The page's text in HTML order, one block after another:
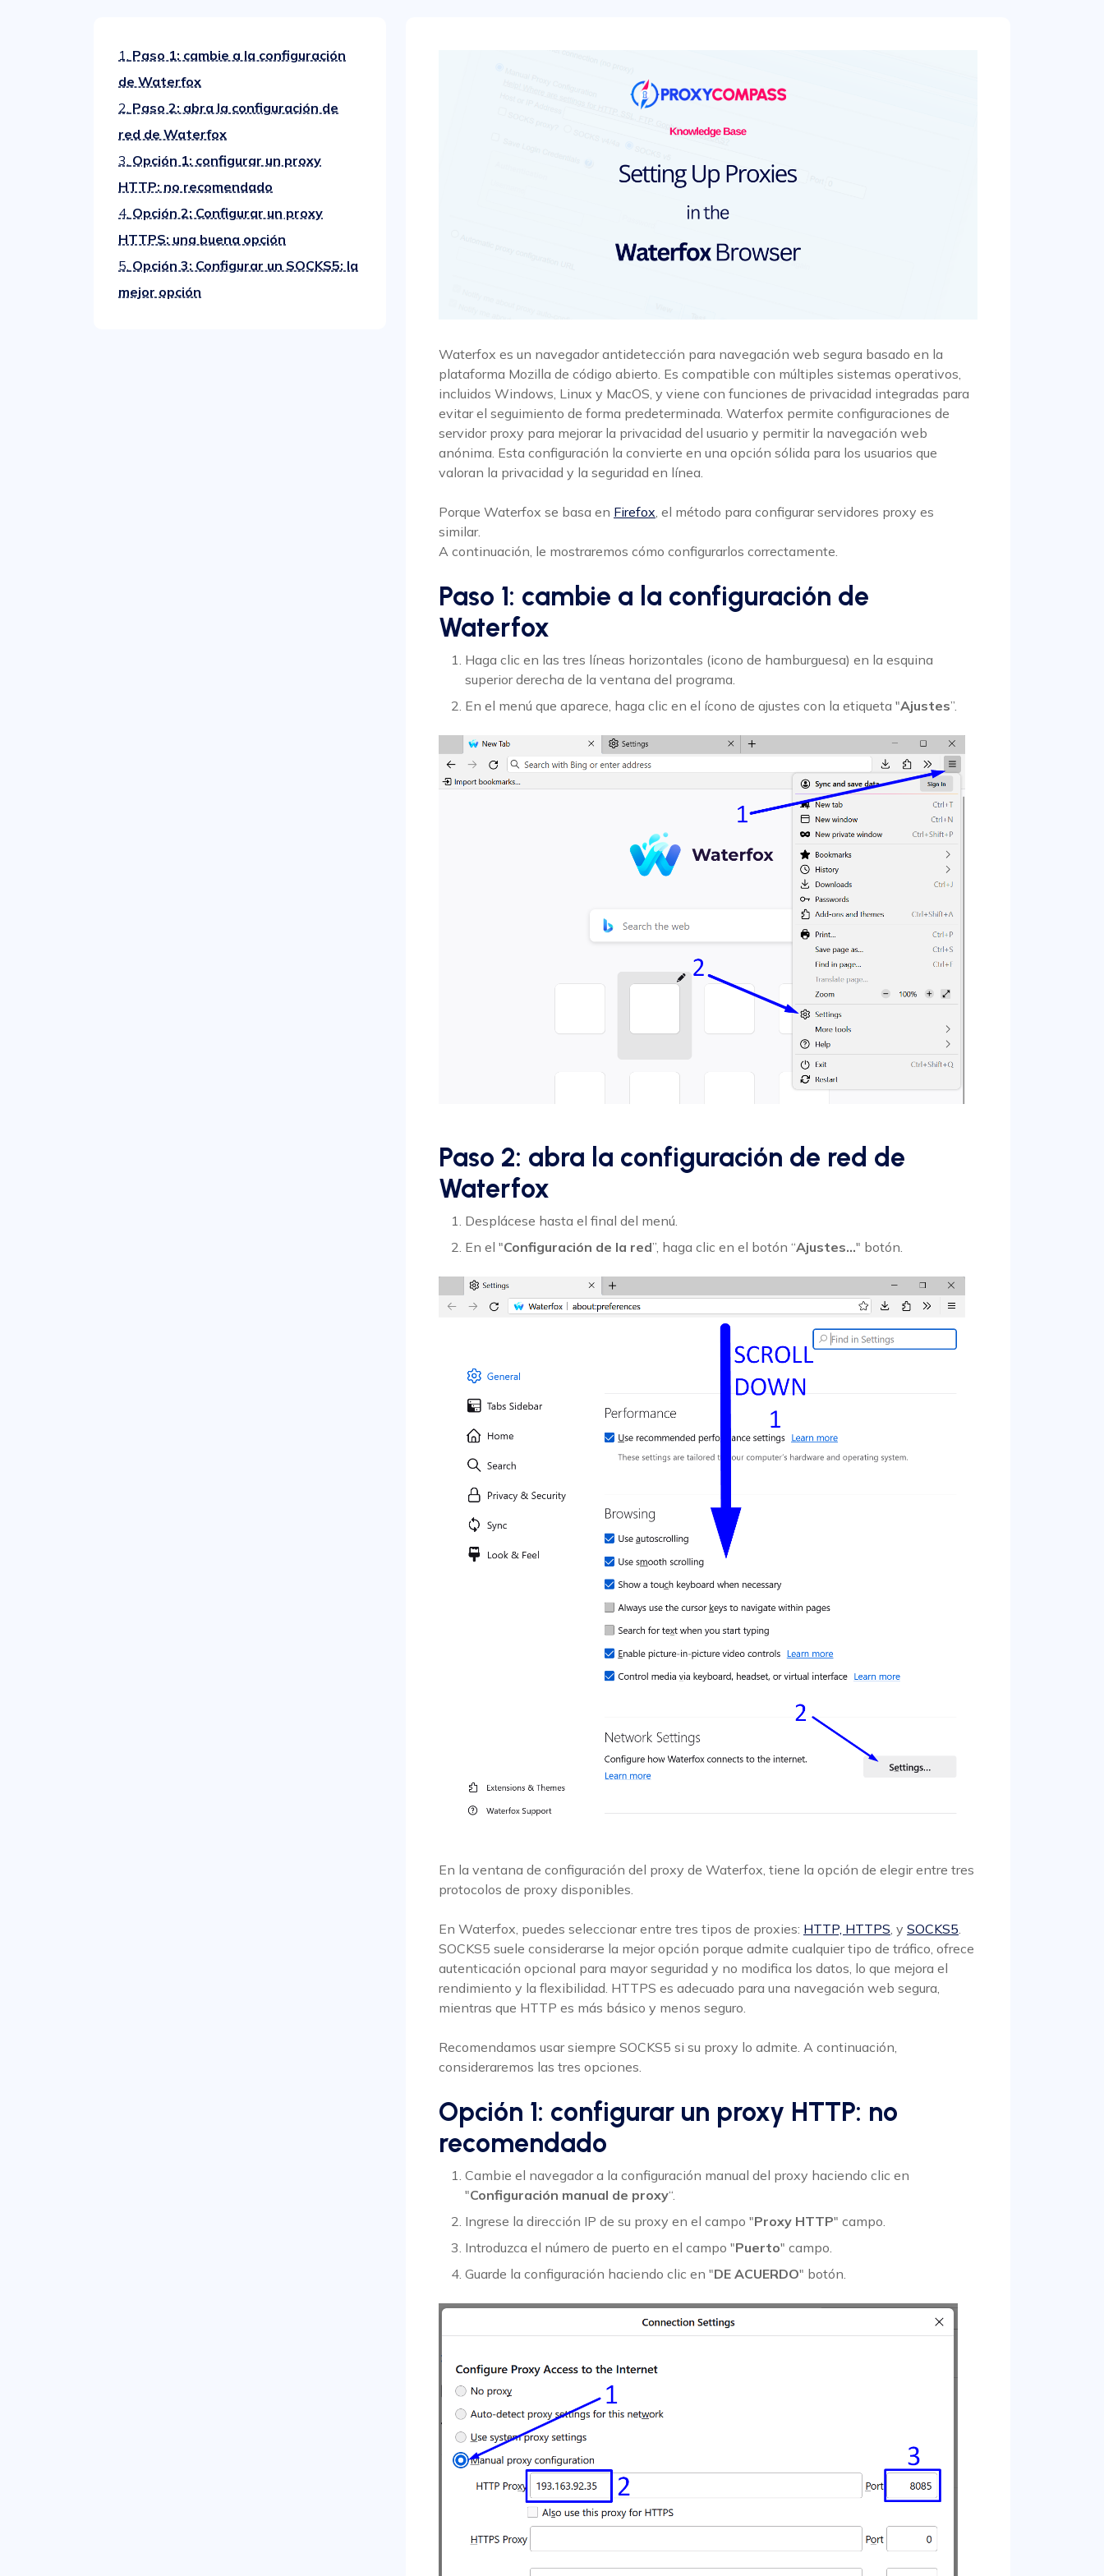
1. Paso 1: cambie a la configuración
de Waterfox
2. Paso 2: abra la configuración de
red de Waterfox
3. Opción 1: configurar un proxy
HTTP: no recomendado
4. Opción 2: Configurar un proxy
HTTPS: una buena opción
5. Opción 3: Configurar un SOCKS5: la
mejor opción
Waterfox es un navegador antidetección para navegación web segura basado en la
plataforma Mozilla de código abierto. Es compatible con múltiples sistemas operativos,
incluidos Windows, Linux y MacOS, y viene con funciones de privacidad integradas para
evitar el seguimiento de forma predeterminada. Waterfox permite configuraciones de
servidor proxy para mejorar la privacidad del usuario y permitir la navegación web
anónima. Esta configuración la convierte en una opción sólida para los usuarios que
valoran la privacidad y la seguridad en línea.
Porque Waterfox se basa en Firefox , el método para configurar servidores proxy es
similar.
A continuación, le mostraremos cómo configurarlos correctamente.
Paso 1: cambie a la configuración de
Waterfox
Haga clic en las tres líneas horizontales (icono de hamburguesa) en la esquina
superior derecha de la ventana del programa.
En el menú que aparece, haga clic en el ícono de ajustes con la etiqueta "Ajustes”.
Paso 2: abra la configuración de red de
Waterfox
Desplácese hasta el final del menú.
En el "Configuración de la red”, haga clic en el botón “Ajustes…" botón.
En la ventana de configuración del proxy de Waterfox, tiene la opción de elegir entre tres
protocolos de proxy disponibles.
En Waterfox, puedes seleccionar entre tres tipos de proxies: HTTP, HTTPS, y SOCKS5.
SOCKS5 suele considerarse la mejor opción porque admite cualquier tipo de tráfico, ofrece
autenticación opcional para mayor seguridad y no modifica los datos, lo que mejora el
rendimiento y la flexibilidad. HTTPS es adecuado para una navegación web segura,
mientras que HTTP es más básico y menos seguro.
Recomendamos usar siempre SOCKS5 si su proxy lo admite. A continuación,
consideraremos las tres opciones.
Opción 1: configurar un proxy HTTP: no
recomendado
Cambie el navegador a la configuración manual del proxy haciendo clic en
"Configuración manual de proxy“.
Ingrese la dirección IP de su proxy en el campo "Proxy HTTP" campo.
Introduzca el número de puerto en el campo "Puerto" campo.
Guarde la configuración haciendo clic en "DE ACUERDO" botón.